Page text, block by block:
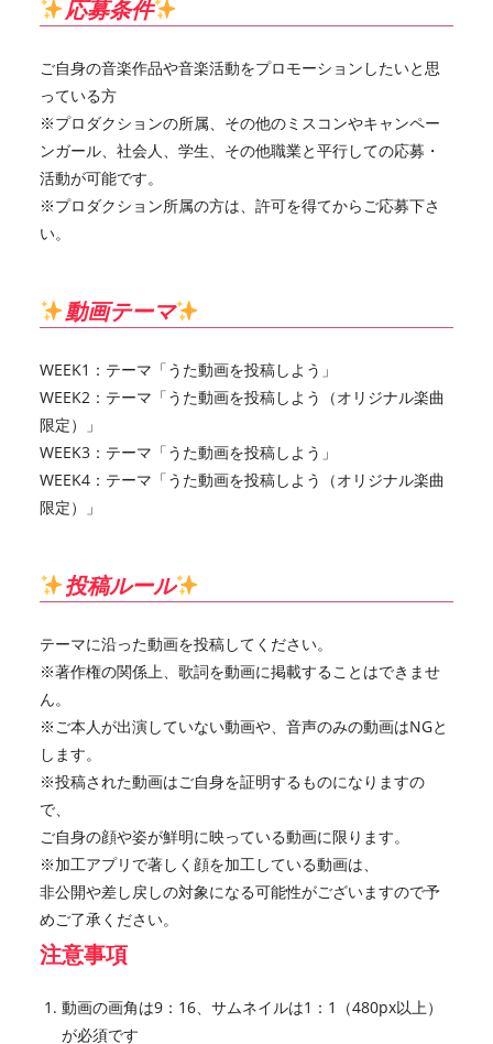
応募条件
ご自身の音楽作品や音楽活動をプロモーションしたいと思
っている方
※プロダクションの所属、その他のミスコンやキャンペー
ンガール、社会人、学生、その他職業と平行しての応募・
活動が可能です。
※プロダクション所属の方は、許可を得てからご応募下さ
い。
動画テーマ
WEEK1：テーマ「うた動画を投稿しよう」
WEEK2：テーマ「うた動画を投稿しよう（オリジナル楽曲
限定）」
WEEK3：テーマ「うた動画を投稿しよう」
WEEK4：テーマ「うた動画を投稿しよう（オリジナル楽曲
限定）」
投稿ルール
テーマに沿った動画を投稿してください。
※著作権の関係上、歌詞を動画に掲載することはできませ
ん。
※ご本人が出演していない動画や、音声のみの動画はNGと
します。
※投稿された動画はご自身を証明するものになりますの
で、
ご自身の顔や姿が鮮明に映っている動画に限ります。
※加工アプリで著しく顔を加工している動画は、
非公開や差し戻しの対象になる可能性がございますので予
めご了承ください。
注意事項
動画の画角は9：16、サムネイルは1：1（480px以上）
が必須です